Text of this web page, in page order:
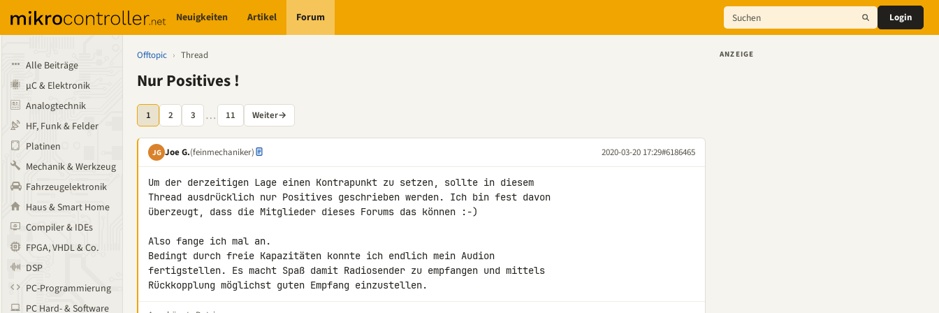
Neuigkeiten Artikel Forum Login
Alle Beiträge
µC & Elektronik
Analogtechnik
HF, Funk & Felder
Platinen
Mechanik & Werkzeug
Fahrzeugelektronik
Haus & Smart Home
Compiler & IDEs
FPGA, VHDL & Co.
DSP
PC-Programmierung
PC Hard- & Software
Offtopic › Thread
Nur Positives !
1 2 3 … 11 Weiter→
JG Joe G.(feinmechaniker) 2020-03-20 17:29#6186465
Um der derzeitigen Lage einen Kontrapunkt zu setzen, sollte in diesem
Thread ausdrücklich nur Positives geschrieben werden. Ich bin fest davon
überzeugt, dass die Mitglieder dieses Forums das können :-)
Also fange ich mal an.
Bedingt durch freie Kapazitäten konnte ich endlich mein Audion
fertigstellen. Es macht Spaß damit Radiosender zu empfangen und mittels
Rückkopplung möglichst guten Empfang einzustellen.
ANZEIGE